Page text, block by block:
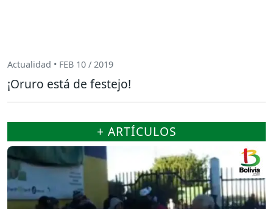
Actualidad • FEB 10 / 2019
¡Oruro está de festejo!
+ ARTÍCULOS